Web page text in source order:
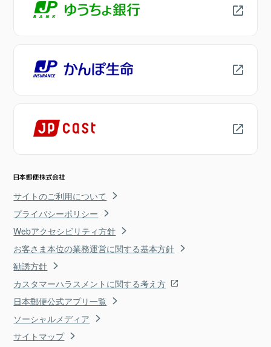
サイトのご利用について
プライバシーポリシー
Webアクセシビリティ方針
お客さま本位の業務運営に関する基本方針
勧誘方針
カスタマーハラスメントに関する考え方
日本郵便公式アプリ一覧
ソーシャルメディア
サイトマップ